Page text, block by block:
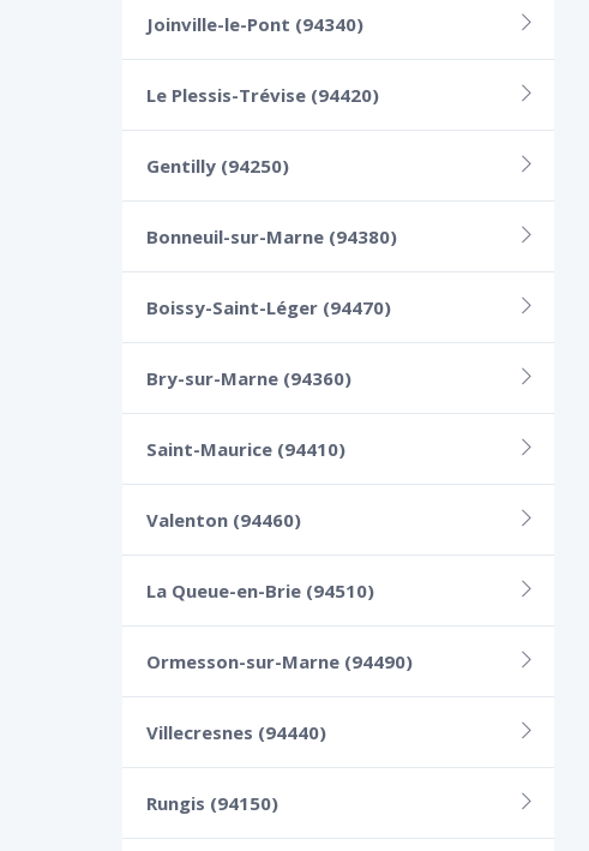
Joinville-le-Pont (94340)
Le Plessis-Trévise (94420)
Gentilly (94250)
Bonneuil-sur-Marne (94380)
Boissy-Saint-Léger (94470)
Bry-sur-Marne (94360)
Saint-Maurice (94410)
Valenton (94460)
La Queue-en-Brie (94510)
Ormesson-sur-Marne (94490)
Villecresnes (94440)
Rungis (94150)